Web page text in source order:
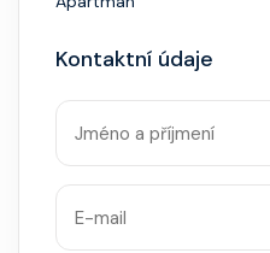
Kontaktní údaje